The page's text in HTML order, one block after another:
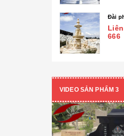
Tượng Công
Tượng Nghệ
Tượng Phật A
Chó đá
Nghê đá
Kỳ lân đá
Đài
666
VIDEO SẢN PHẨM 3